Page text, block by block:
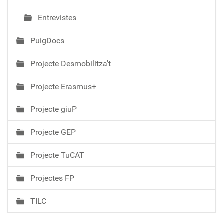
Entrevistes
PuigDocs
Projecte Desmobilitza't
Projecte Erasmus+
Projecte giuP
Projecte GEP
Projecte TuCAT
Projectes FP
TILC